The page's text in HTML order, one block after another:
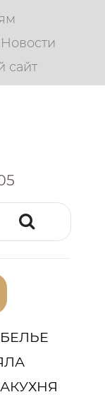
Новости
сайт
КУХНЯ